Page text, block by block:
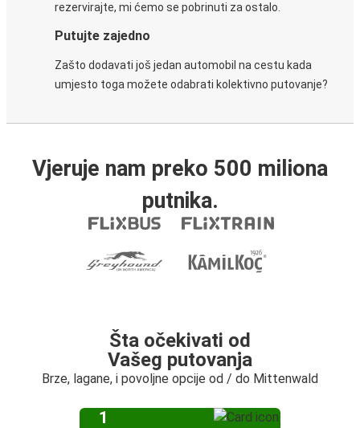
rezervirajte, mi ćemo se pobrinuti za ostalo.
Putujte zajedno
Zašto dodavati još jedan automobil na cestu kada
umjesto toga možete odabrati kolektivno putovanje?
Vjeruje nam preko 500 miliona
putnika.
Šta očekivati od
Vašeg putovanja
Brze, lagane, i povoljne opcije od / do Mittenwald
1